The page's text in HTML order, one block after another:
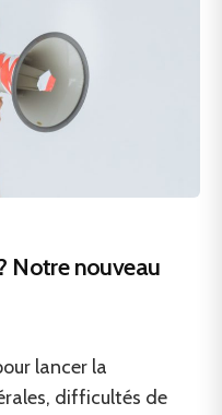
Notre nouveau
lancer la
difficultés de